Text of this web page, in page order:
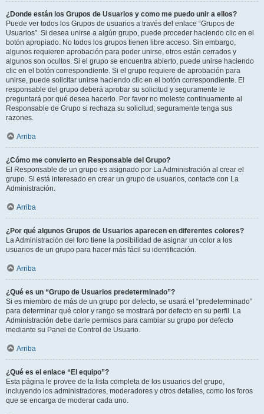
¿Donde están los Grupos de Usuarios y como me puedo unir a ellos?
Puede ver todos los Grupos de usuarios a través del enlace “Grupos de
Usuarios”. Si desea unirse a algún grupo, puede proceder haciendo clic en el
botón apropiado. No todos los grupos tienen libre acceso. Sin embargo,
algunos requieren aprobación para poder unirse, otros están cerrados y
algunos son ocultos. Si el grupo se encuentra abierto, puede unirse haciendo
clic en el botón correspondiente. Si el grupo requiere de aprobación para
unirse, puede solicitar unirse haciendo clic en el botón correspondiente. El
responsable del grupo deberá aprobar su solicitud y seguramente le
preguntará por qué desea hacerlo. Por favor no moleste continuamente al
Responsable de Grupo si rechaza su solicitud; seguramente tenga sus
razones.
Arriba
¿Cómo me convierto en Responsable del Grupo?
El Responsable de un grupo es asignado por La Administración al crear el
grupo. Si está interesado en crear un grupo de usuarios, contacte con La
Administración.
Arriba
¿Por qué algunos Grupos de Usuarios aparecen en diferentes colores?
La Administración del foro tiene la posibilidad de asignar un color a los
usuarios de un grupo para hacer más fácil su identificación.
Arriba
¿Qué es un “Grupo de Usuarios predeterminado”?
Si es miembro de más de un grupo por defecto, se usará el “predeterminado”
para determinar qué color y rango se mostrará por defecto en su perfil. La
Administración debe darle permisos para cambiar su grupo por defecto
mediante su Panel de Control de Usuario.
Arriba
¿Qué es el enlace “El equipo”?
Esta página le provee de la lista completa de los usuarios del grupo,
incluyendo los administradores, moderadores y otros detalles, como los foros
que se encarga de moderar cada uno.